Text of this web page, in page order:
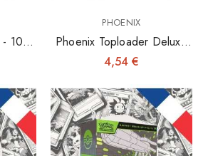
- 100
PHOENIX
Phoenix Toploader Deluxe
3"x4" X25
4,54 €